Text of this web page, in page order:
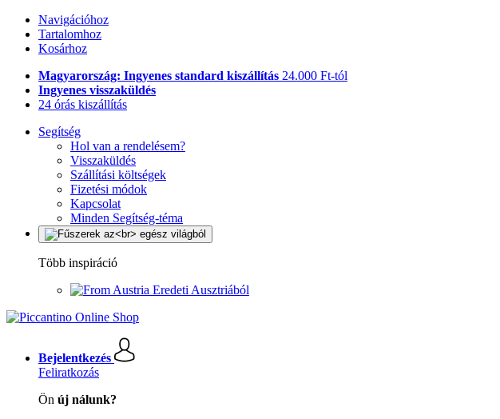
Navigációhoz
Tartalomhoz
Kosárhoz
Magyarország: Ingyenes standard kiszállítás 24.000 Ft-tól
Ingyenes visszaküldés
24 órás kiszállítás
Segítség
Hol van a rendelésem?
Visszaküldés
Szállítási költségek
Fizetési módok
Kapcsolat
Minden Segítség-téma
Több inspiráció
Eredeti Ausztriából
Bejelentkezés
Feliratkozás
Ön új nálunk?